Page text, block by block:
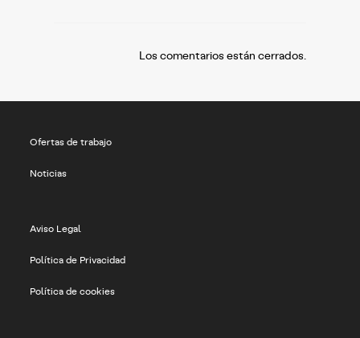
Los comentarios están cerrados.
Ofertas de trabajo
Noticias
Aviso Legal
Política de Privacidad
Política de cookies